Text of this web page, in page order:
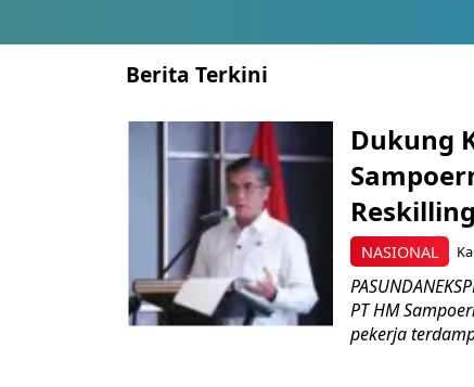
Berita Terkini
NASIONAL
Dukung
PT HM
pekerja